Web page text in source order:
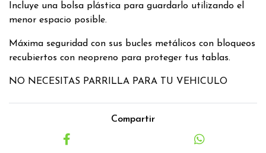
Incluye una bolsa plástica para guardarlo utilizando el
menor espacio posible.
Máxima seguridad con sus bucles metálicos con bloqueos
recubiertos con neopreno para proteger tus tablas.
NO NECESITAS PARRILLA PARA TU VEHICULO
Compartir